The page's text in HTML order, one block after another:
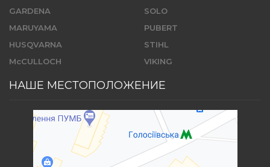
GARDENA
MARUYAMA
HUSQVARNA
McCULLOCH
SOLO
PUBERT
STIHL
VIKING
НАШЕ МЕСТОПОЛОЖЕНИЕ